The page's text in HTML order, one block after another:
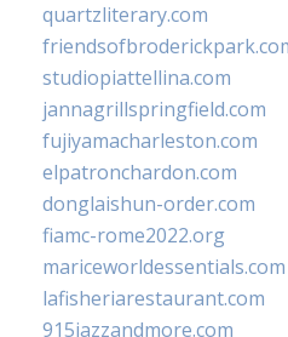
quartzliterary.com
studiopiattellina.com
jannagrillspringfield.com
fujiyamacharleston.com
elpatronchardon.com
donglaishun-order.com
fiamc-rome2022.org
mariceworldessentials.com
lafisheriarestaurant.com
915jazzandmore.com